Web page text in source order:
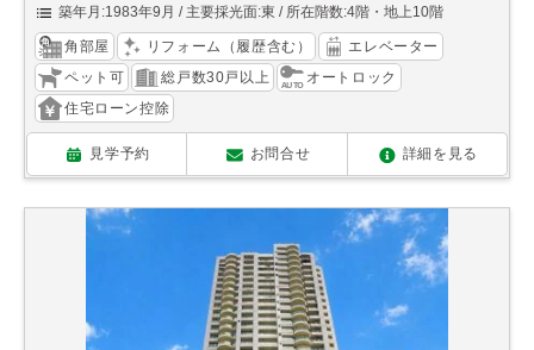
築年月:1983年9月
主要採光面:東 所在階数:4階・地上10階
角部屋 リフォーム（履歴含む）
エレベーター
ペット可
総戸数30戸以上
オートロック
住宅ローン控除
見学予約 お問合せ 詳細を見る